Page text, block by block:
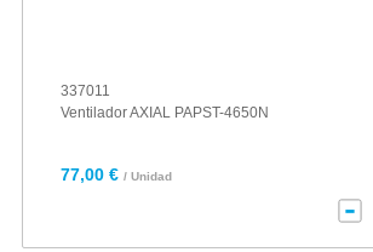
337011
Ventilador AXIAL PAPST-4650N
77,00 € / Unidad